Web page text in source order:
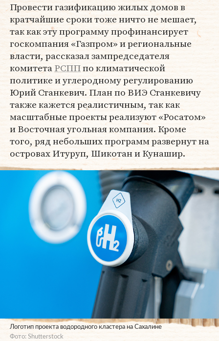
Провести газификацию жилых домов в
кратчайшие сроки тоже ничто не мешает,
так как эту программу профинансирует
госкомпания «Газпром» и региональные
власти, рассказал зампредседателя
комитетаРСППпо климатической
политике и углеродному регулированию
Юрий Станкевич. План по ВИЭ Станкевичу
также кажется реалистичным, так как
масштабные проекты реализуют «Росатом»
и Восточная угольная компания. Кроме
того, ряд небольших программ развернут на
островах Итуруп, Шикотан и Кунашир.
Логотип проекта водородного кластера на Сахалине
Фото: Shutterstock